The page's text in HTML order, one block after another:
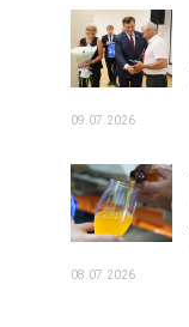
09.07.2026
08.07.2026